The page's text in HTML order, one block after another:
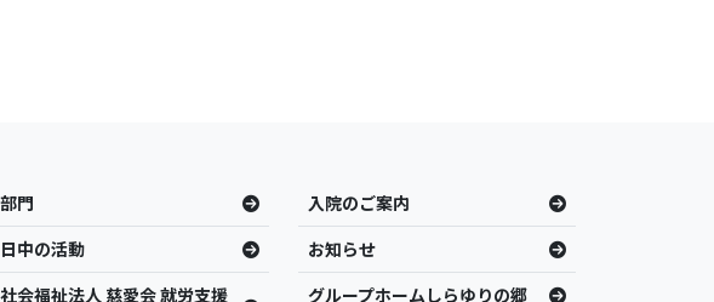
部門
入院のご案内
日中の活動
お知らせ
社会福祉法人 慈愛会 就労支援 グループホームしらゆりの郷